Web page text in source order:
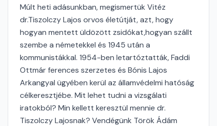
Múlt heti adásunkban, megismertük Vitéz
dr.Tiszolczy Lajos orvos életútját, azt, hogy
hogyan mentett üldözött zsidókat,hogyan szállt
szembe a németekkel és 1945 után a
kommunistákkal. 1954-ben letartóztatták, Faddi
Ottmár ferences szerzetes és Bónis Lajos
Arkangyal ügyében kerül az államvédelmi hatóság
célkeresztjébe. Mit lehet tudni a vizsgálati
iratokból? Min kellett keresztül mennie dr.
Tiszolczy Lajosnak? Vendégünk Török Ádám